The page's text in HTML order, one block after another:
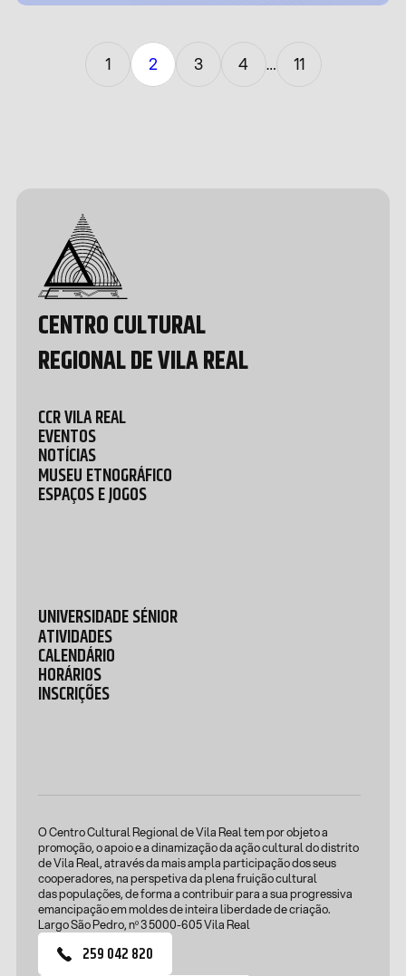
1 2 3 4 … 11
CENTRO CULTURAL
REGIONAL DE VILA REAL
CCR VILA REAL
EVENTOS
NOTÍCIAS
MUSEU ETNOGRÁFICO
ESPAÇOS E JOGOS
UNIVERSIDADE SÉNIOR
ATIVIDADES
CALENDÁRIO
HORÁRIOS
INSCRIÇÕES
O Centro Cultural Regional de Vila Real tem por objeto a
promoção, o apoio e a dinamização da ação cultural do distrito
de Vila Real, através da mais ampla participação dos seus
cooperadores, na perspetiva da plena fruição cultural
das populações, de forma a contribuir para a sua progressiva
emancipação em moldes de inteira liberdade de criação.
Largo São Pedro, nº 3 5000-605 Vila Real
259 042 820
Development
Quental